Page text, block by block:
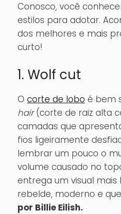
Conosco, você
estilos para adotar.
dos melhores e mais
curto!
1. Wolf cut
O corte de lobo é bem
hair(corte de raiz alta
camadas que
fios ligeiramente
lembrar um pouco o
volume causado no
entrega um visual
rebelde, moderno e que
por Billie Eilish.